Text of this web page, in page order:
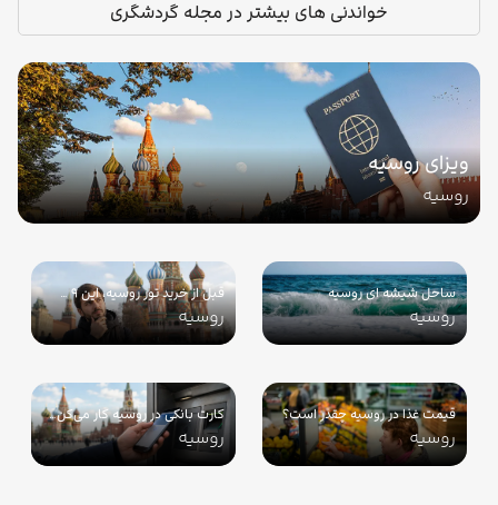
خواندنی های بیشتر در مجله گردشگری
ویزای روسیه
روسیه
ساحل شیشه ای روسیه
روسیه
قبل از خرید تور روسیه، این ۹ …
روسیه
قیمت غذا در روسیه چقدر است؟
روسیه
کارت بانکی در روسیه کار می‌کن…
روسیه